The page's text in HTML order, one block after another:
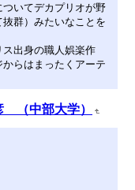
いてデカプリオが野
群）みたいなことを
出身の職人娯楽作
らはまったくアーテ
（中部大学）